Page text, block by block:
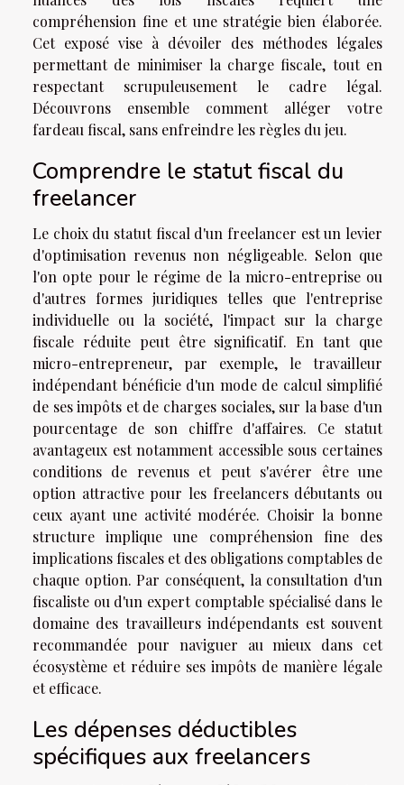
compréhension fine et une stratégie bien élaborée.
Cet exposé vise à dévoiler des méthodes légales
permettant de minimiser la charge fiscale, tout en
respectant scrupuleusement le cadre légal.
Découvrons ensemble comment alléger votre
fardeau fiscal, sans enfreindre les règles du jeu.
Comprendre le statut fiscal du
freelancer
Le choix du statut fiscal d'un freelancer est un levier
d'optimisation revenus non négligeable. Selon que
l'on opte pour le régime de la micro-entreprise ou
d'autres formes juridiques telles que l'entreprise
individuelle ou la société, l'impact sur la charge
fiscale réduite peut être significatif. En tant que
micro-entrepreneur, par exemple, le travailleur
indépendant bénéficie d'un mode de calcul simplifié
de ses impôts et de charges sociales, sur la base d'un
pourcentage de son chiffre d'affaires. Ce statut
avantageux est notamment accessible sous certaines
conditions de revenus et peut s'avérer être une
option attractive pour les freelancers débutants ou
ceux ayant une activité modérée. Choisir la bonne
structure implique une compréhension fine des
implications fiscales et des obligations comptables de
chaque option. Par conséquent, la consultation d'un
fiscaliste ou d'un expert comptable spécialisé dans le
domaine des travailleurs indépendants est souvent
recommandée pour naviguer au mieux dans cet
écosystème et réduire ses impôts de manière légale
et efficace.
Les dépenses déductibles
spécifiques aux freelancers